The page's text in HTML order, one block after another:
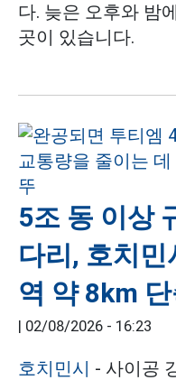
다. 늦은 오후와 밤
곳이 있습니다.
5조 동 이상
다리, 호치민
역 약 8km
| 02/08/2026 - 16:23
호치민시 - 사이공